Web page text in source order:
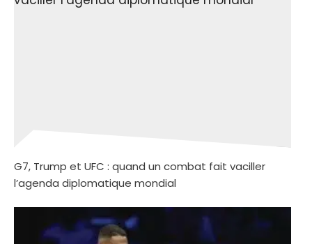
G7, Trump et UFC : quand un combat fait vaciller
l’agenda diplomatique mondial